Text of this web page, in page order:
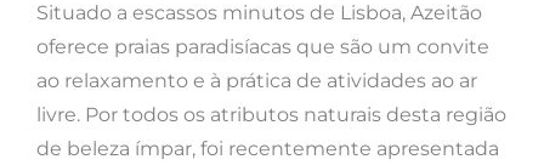
Situado a escassos minutos de Lisboa, Azeitão
oferece praias paradisíacas que são um convite
ao relaxamento e à prática de atividades ao ar
livre. Por todos os atributos naturais desta região
de beleza ímpar, foi recentemente apresentada